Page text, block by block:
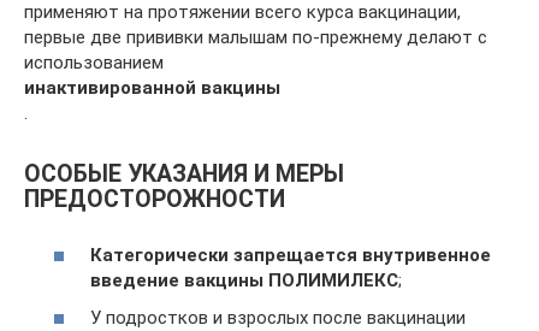
применяют на протяжении всего курса вакцинации,
первые две прививки малышам по-прежнему делают с
использованием
инактивированной вакцины
.
ОСОБЫЕ УКАЗАНИЯ И МЕРЫ
ПРЕДОСТОРОЖНОСТИ
Категорически запрещается внутривенное
введение вакцины ПОЛИМИЛЕКС;
У подростков и взрослых после вакцинации